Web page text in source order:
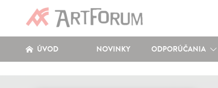
ÚVOD NOVINKY ODPORÚČANIA